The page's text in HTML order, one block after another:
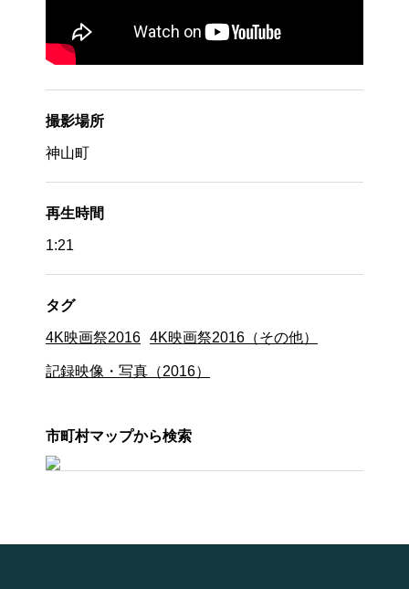
撮影場所
神山町
再生時間
1:21
タグ
4K映画祭2016 4K映画祭2016（その他）
記録映像・写真（2016）
市町村マップから検索